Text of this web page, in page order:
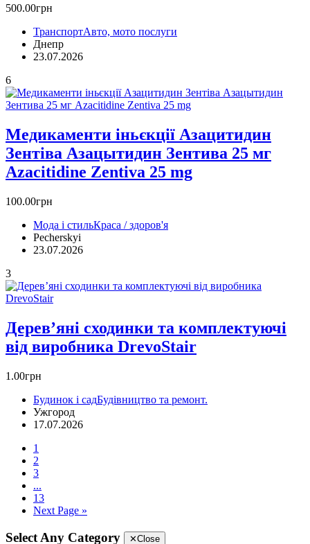
500.00грн
ТранспортАвто, мото послуги
Днепр
23.07.2026
6
Медикаменти іньєкції Азацитидин
Зентіва Азацытидин Зентива 25 мг
Azacitidine Zentiva 25 mg
100.00грн
Мода і стильКраса / здоров'я
Pecherskyi
23.07.2026
3
Дерев’яні сходинки та комплектуючі
від виробника DrevoStair
1.00грн
Будинок і садБудівництво та ремонт.
Ужгород
17.07.2026
1
2
3
...
13
Next Page »
Select Any Category ✕Close